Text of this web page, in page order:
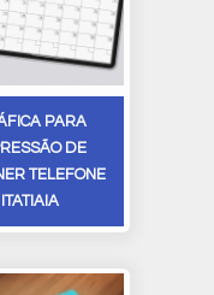
PARA
DE
TELEFONE
ITATIAIA